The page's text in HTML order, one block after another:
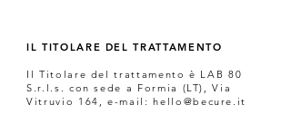
IL TITOLARE DEL TRATTAMENTO
Il Titolare del trattamento è LAB 80
S.r.l.s. con sede a Formia (LT), Via
Vitruvio 164, e-mail:hello@becure.it